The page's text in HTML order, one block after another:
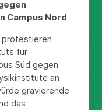
Campus Nord
protestieren
für
Süd gegen
an
gravierende
das